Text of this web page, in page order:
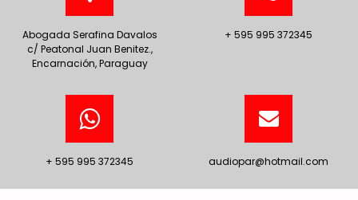
Abogada Serafina Davalos
c/ Peatonal Juan Benitez.,
Encarnación, Paraguay
+ 595 995 372345
+ 595 995 372345 audiopar@hotmail.com